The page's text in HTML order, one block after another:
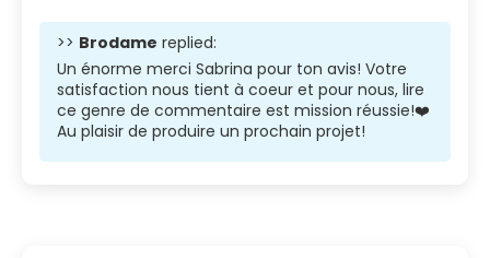
>> Brodame replied:
Un énorme merci Sabrina pour ton avis! Votre
satisfaction nous tient à coeur et pour nous, lire
ce genre de commentaire est mission réussie!❤️
Au plaisir de produire un prochain projet!